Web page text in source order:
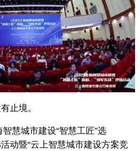
止境。
慧城市建设“智慧工匠”选
动暨“云上智慧城市建设方案竞